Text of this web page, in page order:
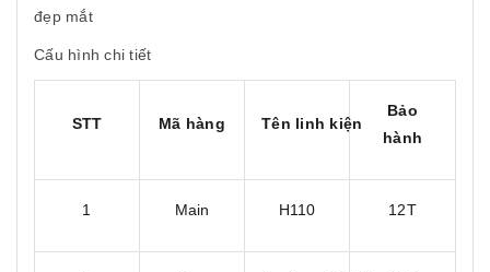
đẹp mắt
Cấu hình chi tiết
STT Mã hàng Tên linh kiện
Bảo
hành
1 Main H110 12T